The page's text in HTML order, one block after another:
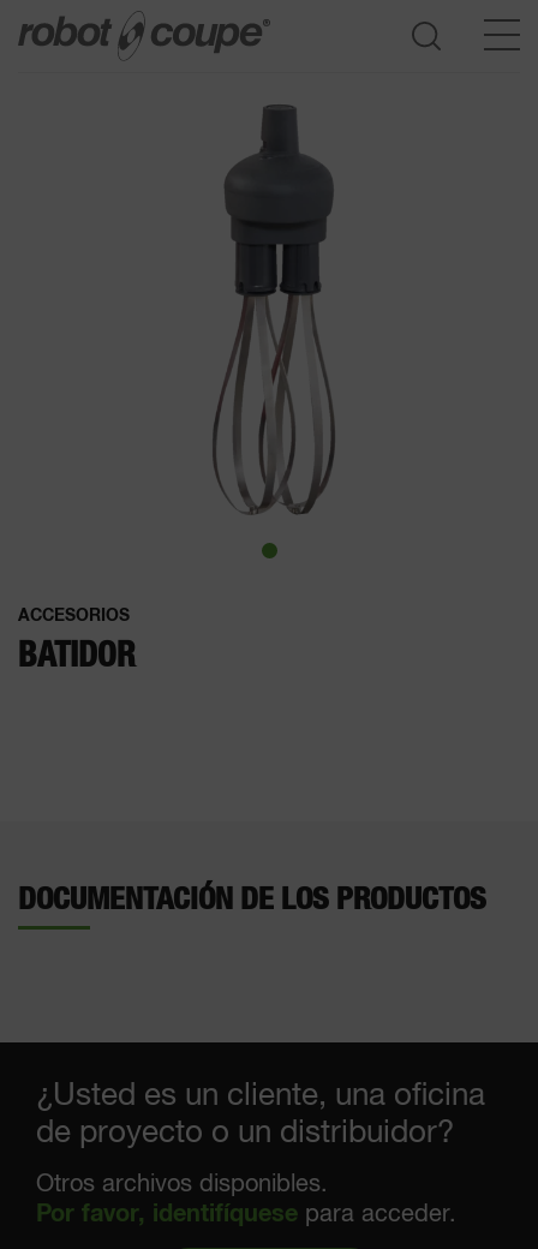
ACCESORIOS
BATIDOR
DOCUMENTACIÓN DE LOS PRODUCTOS
¿Usted es un cliente, una oficina
de proyecto o un distribuidor?
Otros archivos disponibles.
Por favor, identifíquese para acceder.
Consulte la guía de selección